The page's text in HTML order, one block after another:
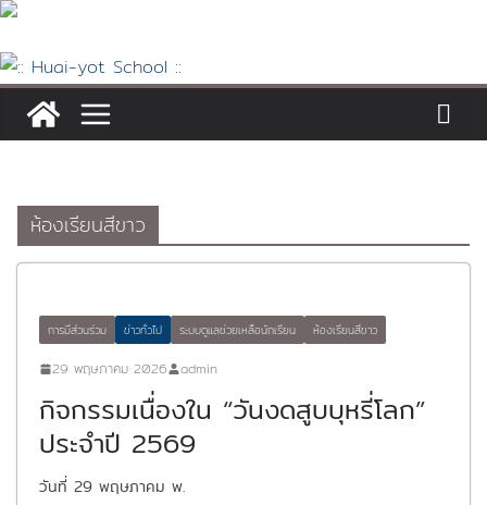
Skip
content
ห้องเรียนสีขาว
การมีส่วนร่วม ข่าวทั่วไป ระบบดูแลช่วยเหลือนักเรียน ห้องเรียนสีขาว
29 พฤษภาคม 2026 admin
กิจกรรมเนื่องใน “วันงดสูบบุหรี่โลก”
ประจำปี 2569
วันที่ 29 พฤษภาคม พ.